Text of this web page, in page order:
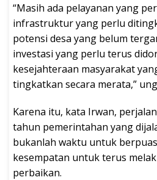
“Masih ada pelayanan yang
infrastruktur yang perlu
potensi desa yang belum
investasi yang perlu terus
kesejahteraan masyarakat
tingkatkan secara merata,”
Karena itu, kata Irwan,
tahun pemerintahan yang
bukanlah waktu untuk
kesempatan untuk terus
perbaikan.